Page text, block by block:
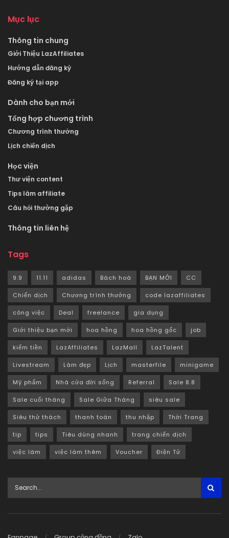
Mục lục
Thông tin chung
Giới Thiệu LazAffiliates
Hướng dẫn đăng ký
Đăng ký tại app
Dành cho bạn mới
Tổng hợp chương trình
Chương trình thưởng
Lịch chiến dịch
Học viện
Thư viện content
Tips làm affiliate
Câu hỏi thường gặp
Thông tin liên hệ
Tags
9.9 11.11 adidas Bách hoá BẠN MỚI CC
Chiến dịch Chương trình thưởng code lazaffiliates
công việc Deal freelance gia dụng
Giới thiệu bạn mới hoa hồng hoa hồng gốc job
kiếm tiền LazAffiliates LazMall LazTalent
Livestream Làm đẹp Lịch masterfile minigame
Mỹ phẩm Nhà cửa đời sống Referral Sale 8.8
Sale cuối tháng Sale Giữa Tháng siêu sale
Siêu thử thách thanh toán thu nhập Thời Trang
tip tips Tiêu dùng nhanh trang chiến dịch
việc làm việc làm thêm Voucher Điện Tử